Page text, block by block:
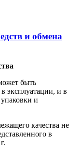
и обмена
быть
эксплуатации, и в
и
качества не
в